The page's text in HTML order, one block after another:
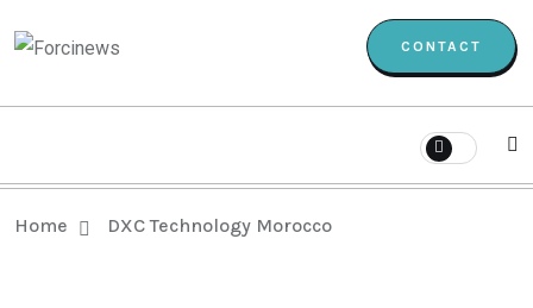
CONTACT
Home DXC Technology Morocco